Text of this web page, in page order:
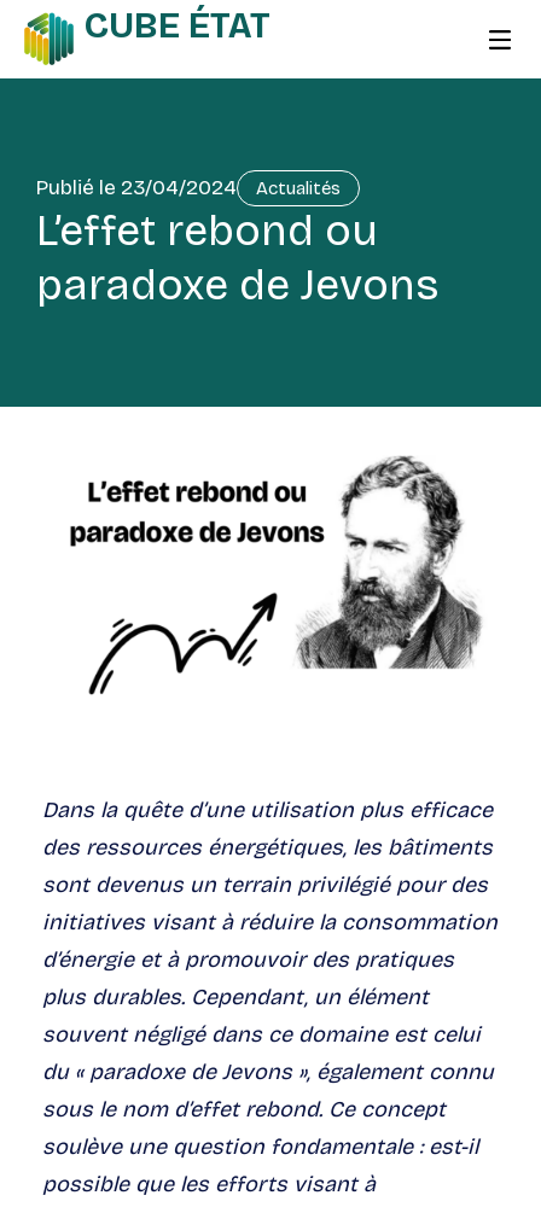
CUBE ÉTAT
Publié le 23/04/2024 Actualités
L’effet rebond ou
paradoxe de Jevons
Dans la quête d’une utilisation plus efficace
des ressources énergétiques, les bâtiments
sont devenus un terrain privilégié pour des
initiatives visant à réduire la consommation
d’énergie et à promouvoir des pratiques
plus durables. Cependant, un élément
souvent négligédans ce domaine est celui
du « paradoxe de Jevons », également connu
sous le nom d’effet rebond. Ce concept
soulève une question fondamentale : est-il
possible que les efforts visant à